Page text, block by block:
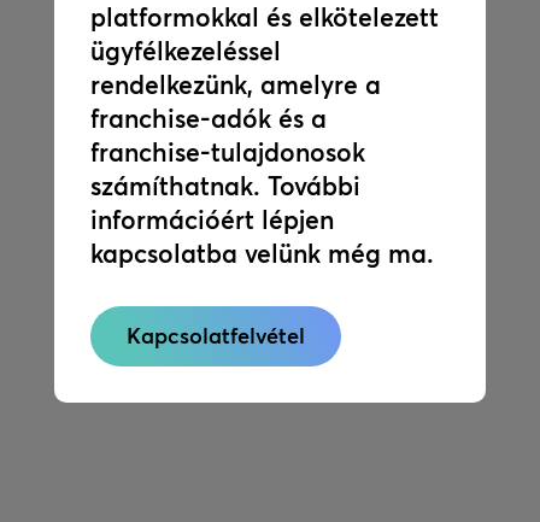
platformokkal és elkötelezett
ügyfélkezeléssel
rendelkezünk, amelyre a
franchise-adók és a
franchise-tulajdonosok
számíthatnak. További
információért lépjen
kapcsolatba velünk még ma.
Kapcsolatfelvétel